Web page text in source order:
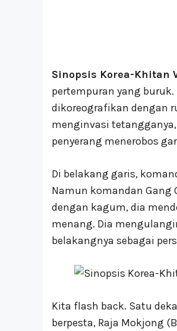
Sinopsis Korea-Khitan
pertempuran yang
dikoreografikan dengan
menginvasi
penyerang menerobos
Di belakang garis,
Namun komandan Gang
dengan kagum, dia
menang. Dia
belakangnya sebagai
Kita flash back. Satu
berpesta, Raja Mokjong